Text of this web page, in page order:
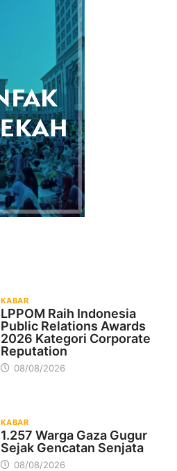
KABAR
LPPOM Raih Indonesia
Public Relations Awards
2026 Kategori Corporate
Reputation
08/08/2026
KABAR
1.257 Warga Gaza Gugur
Sejak Gencatan Senjata
08/08/2026